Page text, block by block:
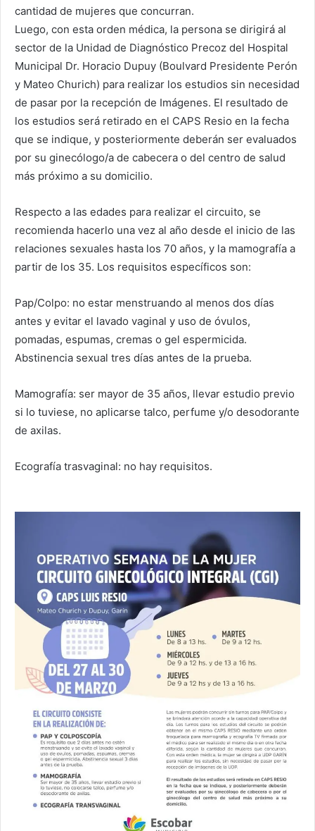
cantidad de mujeres que concurran.
Luego, con esta orden médica, la persona se dirigirá al
sector de la Unidad de Diagnóstico Precoz del Hospital
Municipal Dr. Horacio Dupuy (Boulvard Presidente Perón
y Mateo Churich) para realizar los estudios sin necesidad
de pasar por la recepción de Imágenes. El resultado de
los estudios será retirado en el CAPS Resio en la fecha
que se indique, y posteriormente deberán ser evaluados
por su ginecólogo/a de cabecera o del centro de salud
más próximo a su domicilio.
Respecto a las edades para realizar el circuito, se
recomienda hacerlo una vez al año desde el inicio de las
relaciones sexuales hasta los 70 años, y la mamografía a
partir de los 35. Los requisitos específicos son:
Pap/Colpo: no estar menstruando al menos dos días
antes y evitar el lavado vaginal y uso de óvulos,
pomadas, espumas, cremas o gel espermicida.
Abstinencia sexual tres días antes de la prueba.
Mamografía: ser mayor de 35 años, llevar estudio previo
si lo tuviese, no aplicarse talco, perfume y/o desodorante
de axilas.
Ecografía trasvaginal: no hay requisitos.